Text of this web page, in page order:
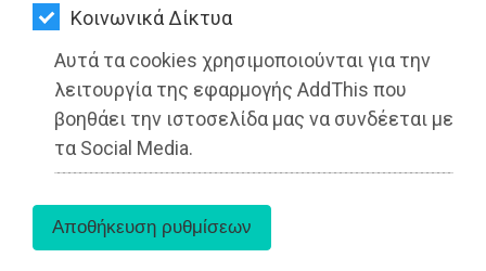
Kοινωνικά Δίκτυα
Αυτά τα cookies χρησιμοποιούνται για την
λειτουργία της εφαρμογής AddThis που
βοηθάει την ιστοσελίδα μας να συνδέεται με
τα Social Media.
ΨΙΘΥΡΟΙ
ΑΠΟΣΤΟΛΗ
ΑΡΘΡΩΝ
27-05-2025
Από τo Dimotisnews